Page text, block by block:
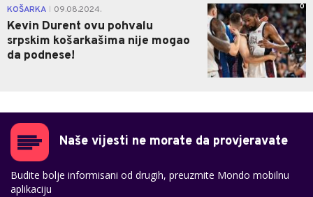
KOŠARKA 09.08.2024.
Kevin Durent ovu pohvalu
srpskim košarkašima nije mogao
da podnese!
0
Naše vijesti ne morate da provjeravate
Budite bolje informisani od drugih, preuzmite Mondo mobilnu
aplikaciju